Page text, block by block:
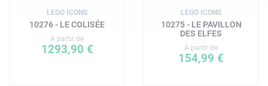
LEGO ICONS
10276 - LE COLISÉE
A partir de
1293,90 €
LEGO ICONS
10275 - LE PAVILLON
DES ELFES
A partir de
154,99 €